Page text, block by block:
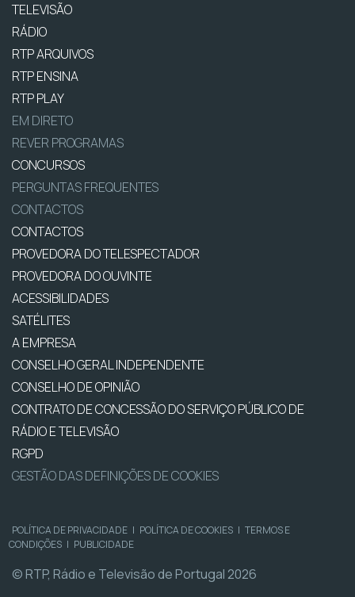
TELEVISÃO
RÁDIO
RTP ARQUIVOS
RTP ENSINA
RTP PLAY
EM DIRETO
REVER PROGRAMAS
CONCURSOS
PERGUNTAS FREQUENTES
CONTACTOS
CONTACTOS
PROVEDORA DO TELESPECTADOR
PROVEDORA DO OUVINTE
ACESSIBILIDADES
SATÉLITES
A EMPRESA
CONSELHO GERAL INDEPENDENTE
CONSELHO DE OPINIÃO
CONTRATO DE CONCESSÃO DO SERVIÇO PÚBLICO DE
RÁDIO E TELEVISÃO
RGPD
GESTÃO DAS DEFINIÇÕES DE COOKIES
POLÍTICA DE PRIVACIDADE | POLÍTICA DE COOKIES | TERMOS E
CONDIÇÕES | PUBLICIDADE
© RTP, Rádio e Televisão de Portugal 2026